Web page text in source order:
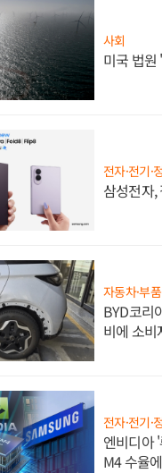
사회
미국 법
전자·전기·
삼성전자
자동차·부품
BYD코리
비에 소비
전자·전기·
엔비디아
M4 수율